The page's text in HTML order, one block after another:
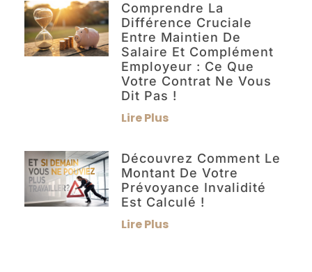
Comprendre La
Différence Cruciale
Entre Maintien De
Salaire Et Complément
Employeur : Ce Que
Votre Contrat Ne Vous
Dit Pas !
Lire Plus
Découvrez Comment Le
Montant De Votre
Prévoyance Invalidité
Est Calculé !
Lire Plus